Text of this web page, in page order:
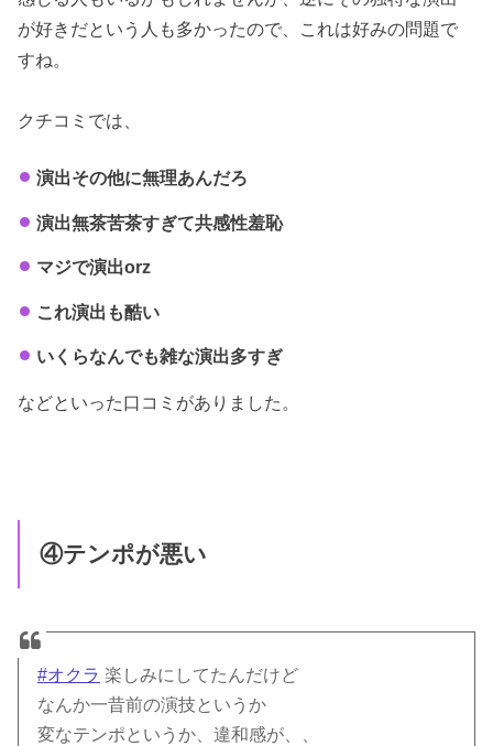
が好きだという人も多かったので、これは好みの問題で
すね。
クチコミでは、
演出その他に無理あんだろ
演出無茶苦茶すぎて共感性羞恥
マジで演出orz
これ演出も酷い
いくらなんでも雑な演出多すぎ
などといった口コミがありました。
④テンポが悪い
#オクラ 楽しみにしてたんだけど
なんか一昔前の演技というか
変なテンポというか、違和感が、、